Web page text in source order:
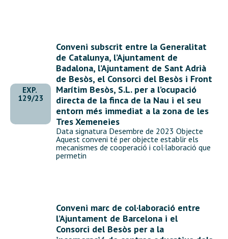
EXP.
129/23
Conveni subscrit entre la Generalitat
de Catalunya, l’Ajuntament de
Badalona, l’Ajuntament de Sant Adrià
de Besòs, el Consorci del Besòs i Front
Marítim Besòs, S.L. per a l’ocupació
directa de la finca de la Nau i el seu
entorn més immediat a la zona de les
Tres Xemeneies
Data signatura Desembre de 2023 Objecte
Aquest conveni té per objecte establir els
mecanismes de cooperació i col·laboració que
permetin
Conveni marc de col·laboració entre
l’Ajuntament de Barcelona i el
Consorci del Besòs per a la